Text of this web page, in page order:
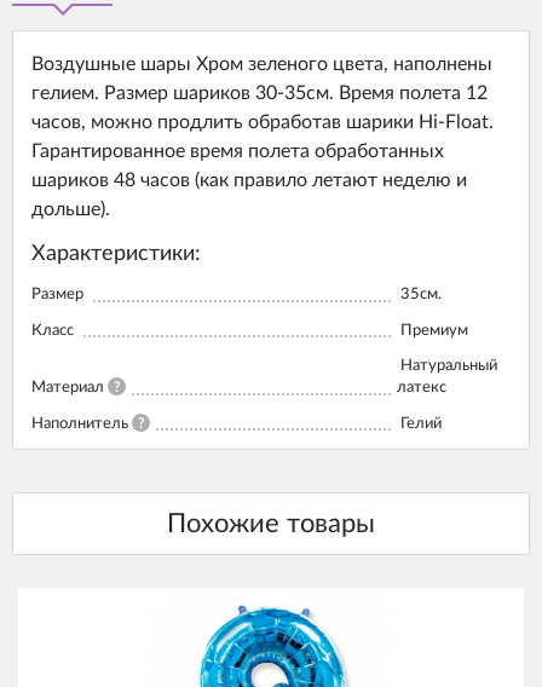
Воздушные шары Хром зеленого цвета, наполнены
гелием. Размер шариков 30-35см. Время полета 12
часов, можно продлить обработав шарики Hi-Float.
Гарантированное время полета обработанных
шариков 48 часов (как правило летают неделю и
дольше).
Характеристики:
Размер 35см.
Класс Премиум
Материал ?
Натуральный
латекс
Наполнитель ? Гелий